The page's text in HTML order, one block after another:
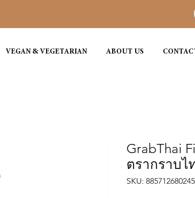
VEGAN & VEGETARIAN ABOUT US
GrabThai
ตรากราบ
SKU: